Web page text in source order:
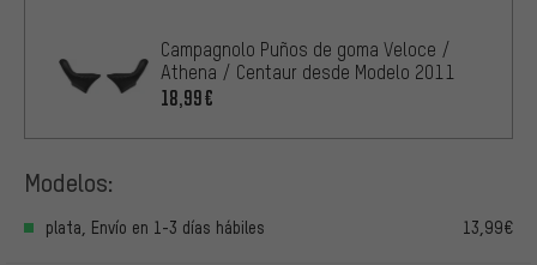
Campagnolo Puños de goma Veloce /
Athena / Centaur desde Modelo 2011
18,99€
Modelos:
plata, Envío en 1-3 días hábiles 13,99€